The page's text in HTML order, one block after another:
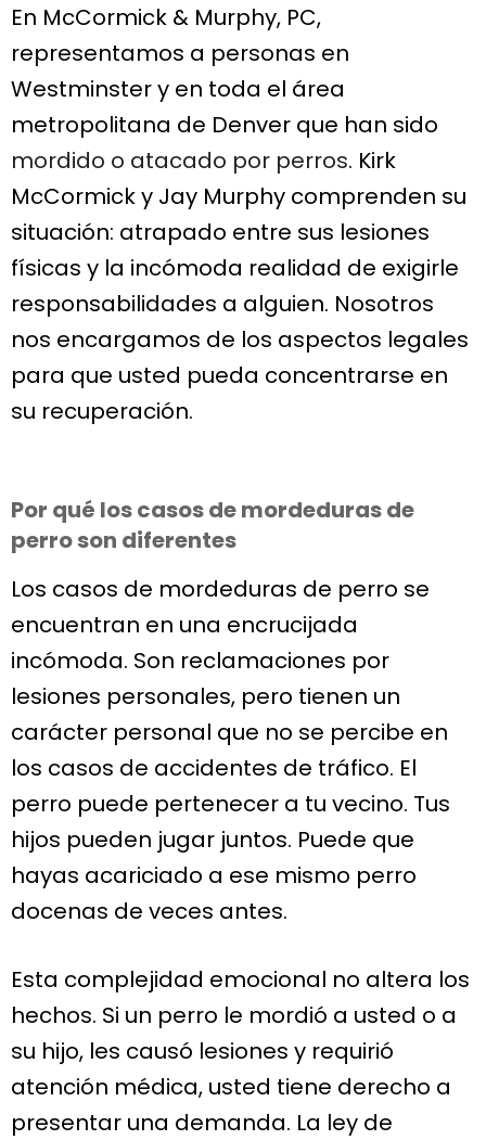
En McCormick & Murphy, PC,
representamos a personas en
Westminster y en toda el área
metropolitana de Denver que han sido
mordido o atacado por perros. Kirk
McCormick y Jay Murphy comprenden su
situación: atrapado entre sus lesiones
físicas y la incómoda realidad de exigirle
responsabilidades a alguien. Nosotros
nos encargamos de los aspectos legales
para que usted pueda concentrarse en
su recuperación.
Por qué los casos de mordeduras de
perro son diferentes
Los casos de mordeduras de perro se
encuentran en una encrucijada
incómoda. Son reclamaciones por
lesiones personales, pero tienen un
carácter personal que no se percibe en
los casos de accidentes de tráfico. El
perro puede pertenecer a tu vecino. Tus
hijos pueden jugar juntos. Puede que
hayas acariciado a ese mismo perro
docenas de veces antes.
Esta complejidad emocional no altera los
hechos. Si un perro le mordió a usted o a
su hijo, les causó lesiones y requirió
atención médica, usted tiene derecho a
presentar una demanda. La ley de